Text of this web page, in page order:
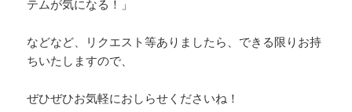
テムが気になる！」
などなど、リクエスト等ありましたら、できる限りお持
ちいたしますので、
ぜひぜひお気軽におしらせくださいね！